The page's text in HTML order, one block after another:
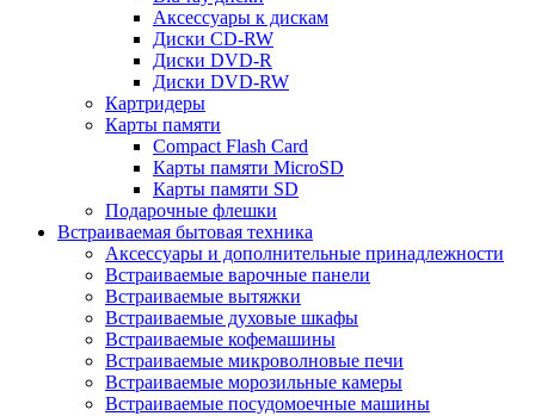
Аксессуары к дискам
Диски CD-RW
Диски DVD-R
Диски DVD-RW
Картридеры
Карты памяти
Compact Flash Card
Карты памяти MicroSD
Карты памяти SD
Подарочные флешки
Встраиваемая бытовая техника
Аксессуары и дополнительные принадлежности
Встраиваемые варочные панели
Встраиваемые вытяжки
Встраиваемые духовые шкафы
Встраиваемые кофемашины
Встраиваемые микроволновые печи
Встраиваемые морозильные камеры
Встраиваемые посудомоечные машины